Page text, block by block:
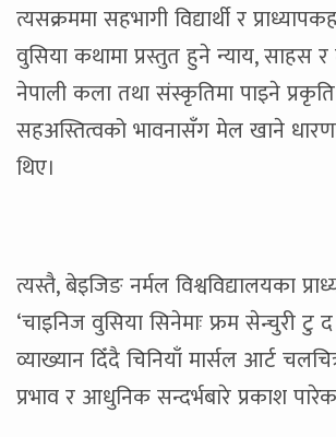
त्यसक्रममा सहभागी विद्यार्थी र
वुसिया कथामा प्रस्तुत हुने न्याय, साहस
नेपाली कला तथा संस्कृतिमा पाइने
सहअस्तित्वको भावनासँग मेल खाने
थिए।
त्यस्तै, बेइजिङ नर्मल विश्वविद्यालयका
‘चाइनिज वुसिया सिनेमाः फ्रम सेन्चुरी टु द
व्याख्यान दिँदै चिनियाँ मार्सल आर्ट
प्रभाव र आधुनिक सन्दर्भबारे प्रकाश